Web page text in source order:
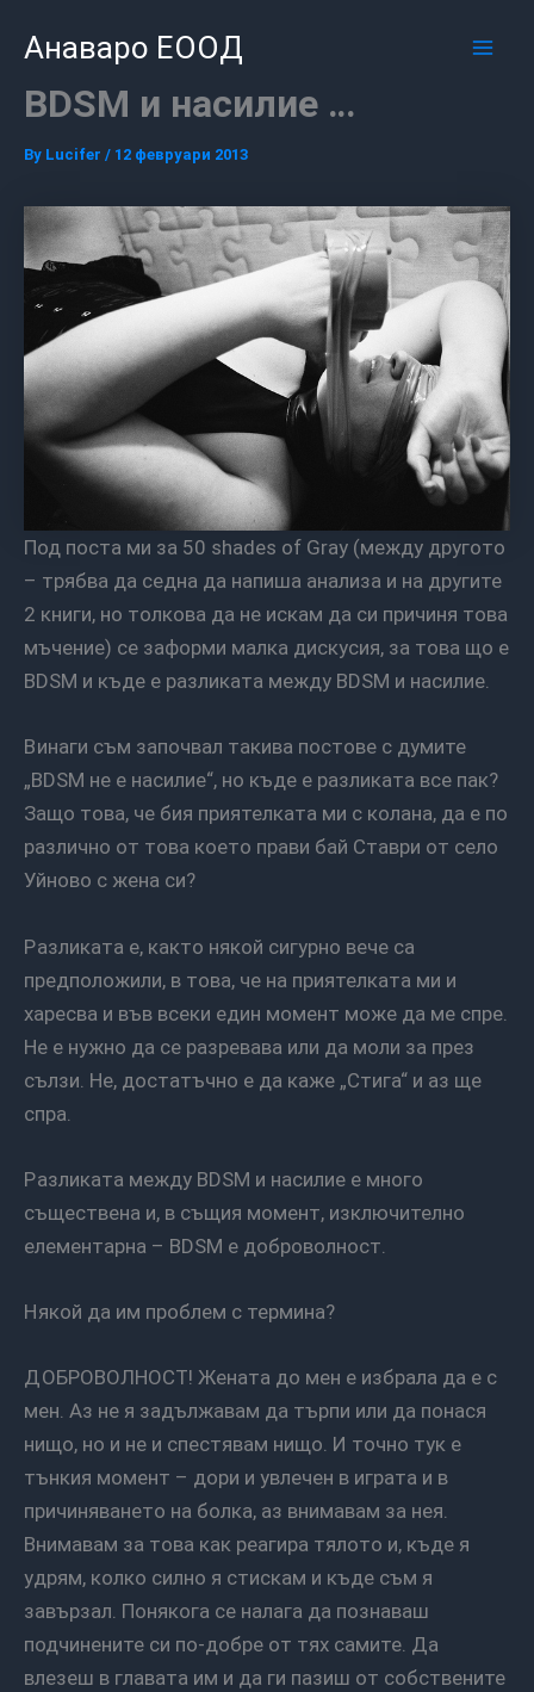
Анаваро ЕООД
BDSM и насилие …
By Lucifer / 12 февруари 2013
Под поста ми за 50 shades of Gray (между другото
– трябва да седна да напиша анализа и на другите
2 книги, но толкова да не искам да си причиня това
мъчение) се заформи малка дискусия, за това що е
BDSM и къде е разликата между BDSM и насилие.
Винаги съм започвал такива постове с думите
„BDSM не е насилие“, но къде е разликата все пак?
Защо това, че бия приятелката ми с колана, да е по
различно от това което прави бай Ставри от село
Уйново с жена си?
Разликата е, както някой сигурно вече са
предположили, в това, че на приятелката ми и
харесва и във всеки един момент може да ме спре.
Не е нужно да се разревава или да моли за през
сълзи. Не, достатъчно е да каже „Стига“ и аз ще
спра.
Разликата между BDSM и насилие е много
съществена и, в същия момент, изключително
елементарна – BDSM е доброволност.
Някой да им проблем с термина?
ДОБРОВОЛНОСТ! Жената до мен е избрала да е с
мен. Аз не я задължавам да търпи или да понася
нищо, но и не и спестявам нищо. И точно тук е
тънкия момент – дори и увлечен в играта и в
причиняването на болка, аз внимавам за нея.
Внимавам за това как реагира тялото и, къде я
удрям, колко силно я стискам и къде съм я
завързал. Понякога се налага да познаваш
подчинените си по-добре от тях самите. Да
влезеш в главата им и да ги пазиш от собствените